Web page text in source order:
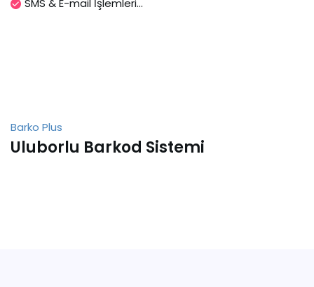
SMS & E-mail İşlemleri...
Barko Plus
Uluborlu Barkod Sistemi